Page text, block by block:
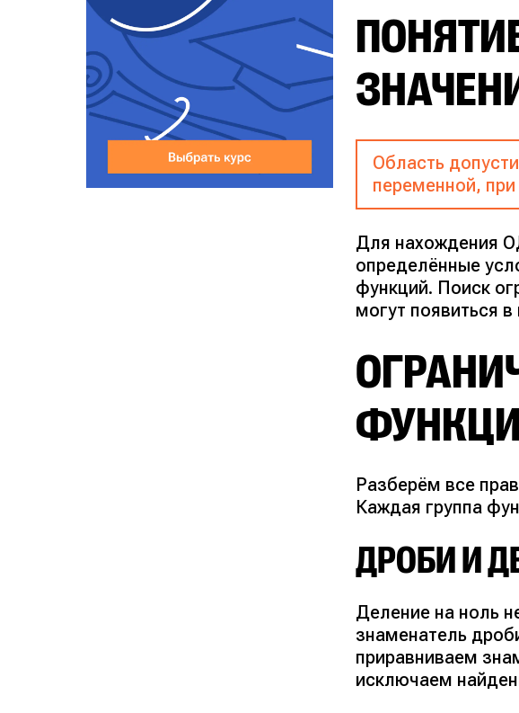
Область
переменной,
Для нахождения
определённые
функций. Поиск
могут появиться
Разберём все
Каждая группа
ДРОБИ И
Деление на ноль
знаменатель
приравниваем
исключаем